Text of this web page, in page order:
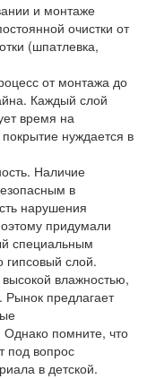
и монтаже
очистки от
(шпатлевка,
от монтажа до
Каждый слой
время на
нуждается в
Наличие
в
нарушения
придумали
специальным
гипсовый слой.
влажностью,
Рынок предлагает
помните, что
под вопрос
в детской.